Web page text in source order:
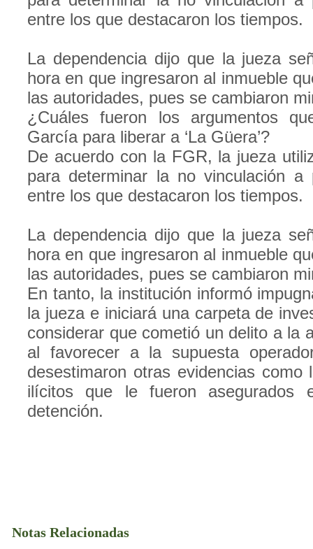
entre los que destacaron los tiempos.
La dependencia dijo que la jueza
hora en que ingresaron al inmueble
las autoridades, pues se cambiaron
¿Cuáles fueron los argumentos
García para liberar a ‘La Güera’?
De acuerdo con la FGR, la jueza
para determinar la no vinculación a
entre los que destacaron los tiempos.
La dependencia dijo que la jueza
hora en que ingresaron al inmueble
las autoridades, pues se cambiaron
En tanto, la institución informó
la jueza e iniciará una carpeta de
considerar que cometió un delito a la
al favorecer a la supuesta
desestimaron otras evidencias como
ilícitos que le fueron asegurados
detención.
Notas Relacionadas